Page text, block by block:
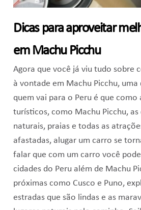
Dicas para aproveitar
em Machu Picchu
Agora que você já viu tudo sobre
à vontade em Machu Picchu, uma
quem vai para o Peru é que como
turísticos, como Machu Picchu, as
naturais, praias e todas as
afastadas, alugar um carro se
falar que com um carro você
cidades do Peru além de Machu
próximas como Cusco e Puno,
estradas que são lindas e as